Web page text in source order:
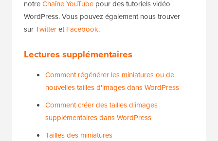
notreChaîne YouTube pour des tutoriels vidéo
WordPress. Vous pouvez également nous trouver
surTwitteretFacebook.
Lectures supplémentaires
Comment régénérer les miniatures ou de
nouvelles tailles d'images dans WordPress
Comment créer des tailles d'images
supplémentaires dans WordPress
Tailles des miniatures